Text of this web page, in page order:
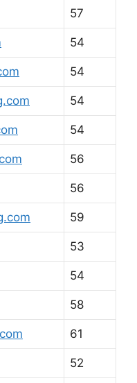
57
54
54
54
54
56
56
59
53
54
58
61
52